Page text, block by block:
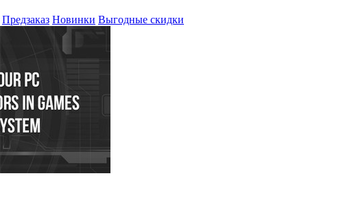
Предзаказ Новинки Выгодные скидки